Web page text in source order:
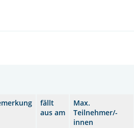
fällt
aus am
Max.
Teilnehmer/-
innen